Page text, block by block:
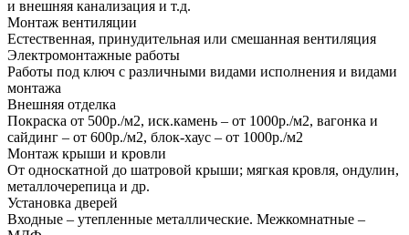
и внешняя канализация и т.д.
Монтаж вентиляции
Естественная, принудительная или смешанная вентиляция
Электромонтажные работы
Работы под ключ с различными видами исполнения и видами
монтажа
Внешняя отделка
Покраска от 500р./м2, иск.камень – от 1000р./м2, вагонка и
сайдинг – от 600р./м2, блок-хаус – от 1000р./м2
Монтаж крыши и кровли
От односкатной до шатровой крыши; мягкая кровля, ондулин,
металлочерепица и др.
Установка дверей
Входные – утепленные металлические. Межкомнатные –